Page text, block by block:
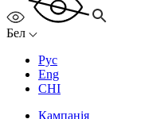
Бел
Рус
Eng
CHI
Кампанія